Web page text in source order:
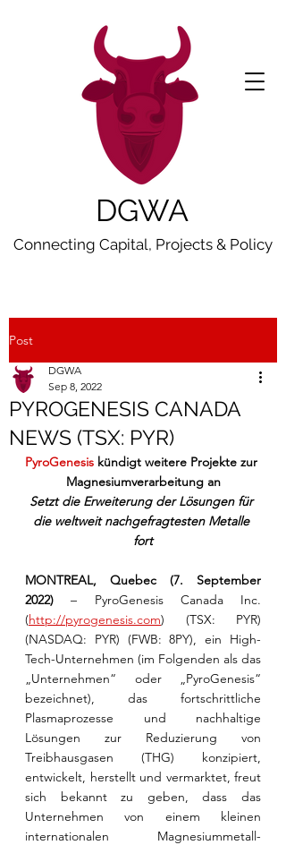
DGWA
Connecting Capital, Projects & Policy
Post
PYROGENESIS CANADA
NEWS (TSX: PYR)
DGWA
Sep 8, 2022
PyroGenesis kündigt weitere Projekte zur
Magnesiumverarbeitung an
Setzt die Erweiterung der Lösungen für
die weltweit nachgefragtesten Metalle
fort
MONTREAL, Quebec (7. September
2022) – PyroGenesis Canada Inc.
(http://pyrogenesis.com) (TSX: PYR)
(NASDAQ: PYR) (FWB: 8PY), ein High-
Tech-Unternehmen (im Folgenden als das
„Unternehmen“ oder „PyroGenesis“
bezeichnet), das fortschrittliche
Plasmaprozesse und nachhaltige
Lösungen zur Reduzierung von
Treibhausgasen (THG) konzipiert,
entwickelt, herstellt und vermarktet, freut
sich bekannt zu geben, dass das
Unternehmen von einem kleinen
internationalen Magnesiummetall-